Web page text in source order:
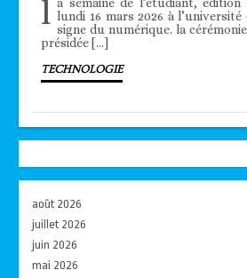
l a semaine de l’étudiant,
lundi 16 mars 2026 à
signe du numérique. la
présidée […]
TECHNOLOGIE
août 2026
juillet 2026
juin 2026
mai 2026